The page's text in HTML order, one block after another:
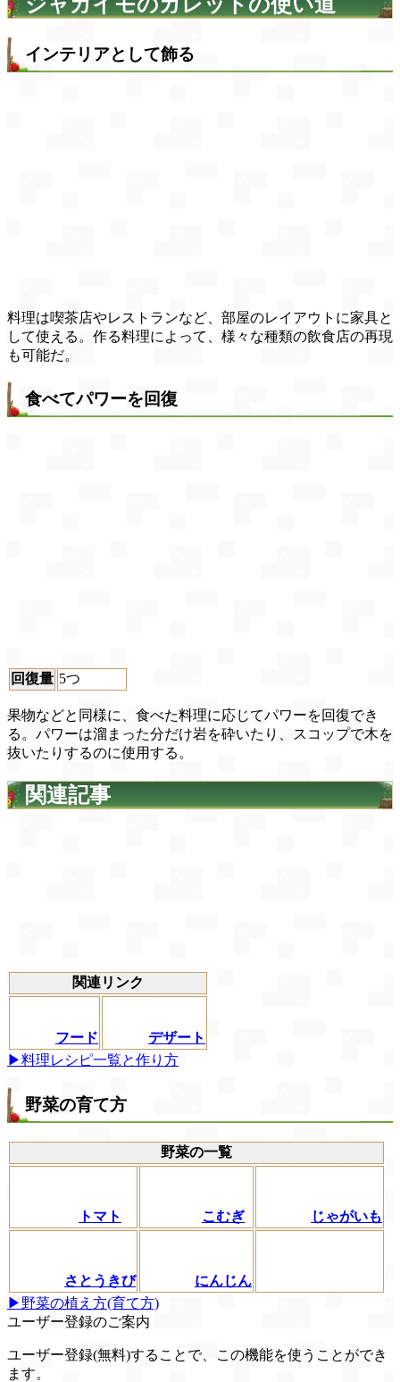
ジャガイモのガレットの使い道
インテリアとして飾る
料理は喫茶店やレストランなど、部屋のレイアウトに家具と
して使える。作る料理によって、様々な種類の飲食店の再現
も可能だ。
食べてパワーを回復
回復量 5つ
果物などと同様に、食べた料理に応じてパワーを回復でき
る。パワーは溜まった分だけ岩を砕いたり、スコップで木を
抜いたりするのに使用する。
関連記事
関連リンク
フード
デザート
▶料理レシピ一覧と作り方
野菜の育て方
野菜の一覧
トマト こむぎ じゃがいも
さとうきび
にんじん
▶野菜の植え方(育て方)
ユーザー登録のご案内
ユーザー登録(無料)することで、この機能を使うことができ
ます。